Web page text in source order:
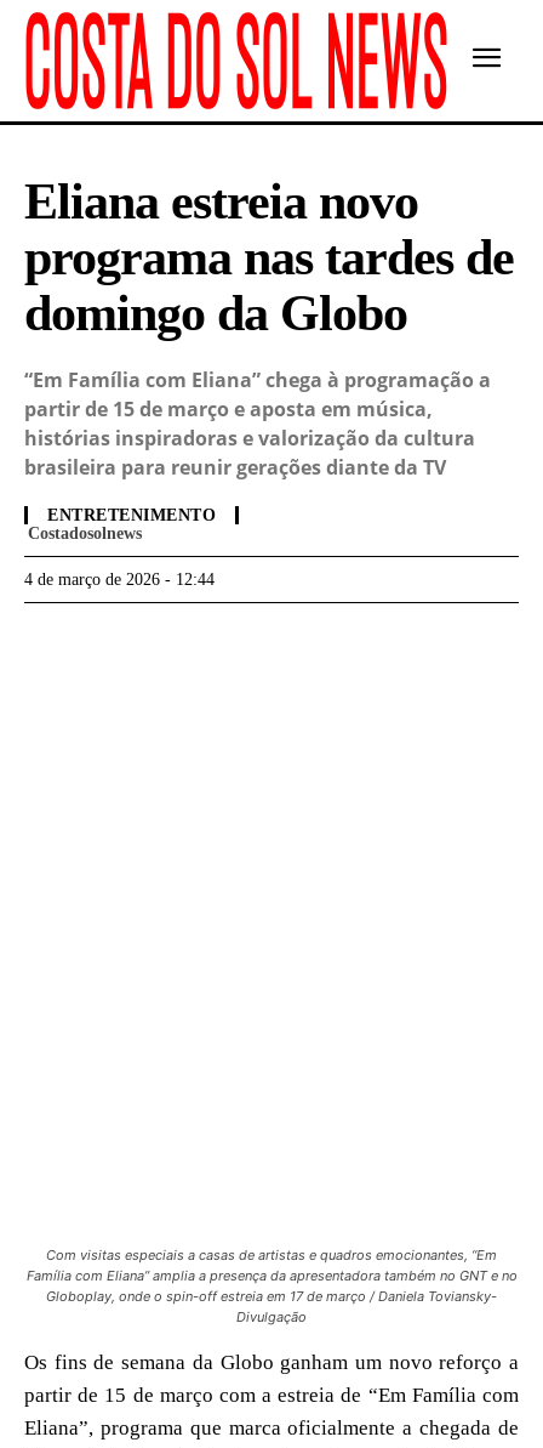
Eliana estreia novo
programa nas tardes de
domingo da Globo
“Em Família com Eliana” chega à programação a
partir de 15 de março e aposta em música,
histórias inspiradoras e valorização da cultura
brasileira para reunir gerações diante da TV
ENTRETENIMENTO
Costadosolnews
4 de março de 2026 - 12:44
Com visitas especiais a casas de artistas e quadros emocionantes, “Em
Família com Eliana” amplia a presença da apresentadora também no GNT e no
Globoplay, onde o spin-off estreia em 17 de março / Daniela Toviansky-
Divulgação
Os fins de semana da Globo ganham um novo reforço a
partir de 15 de março com a estreia de “Em Família com
Eliana”, programa que marca oficialmente a chegada de